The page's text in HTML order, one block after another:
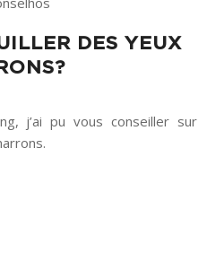
DES YEUX
j’ai pu vous conseiller sur